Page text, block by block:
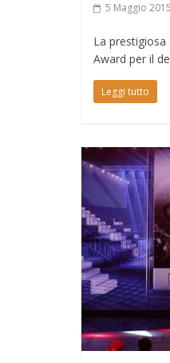
5 Maggio 2015
La
Award per il
Leggi tutto